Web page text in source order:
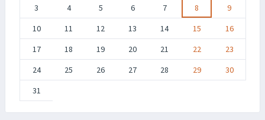
3
4 5 6 7 8
9
10
11 12 13 14 15
16
17
18 19 20 21 22
23
24
25 26 27 28 29
30
31